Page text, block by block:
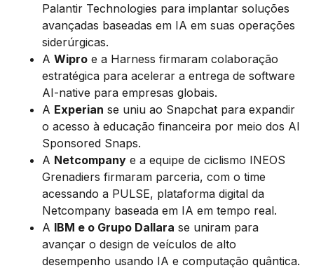
Palantir Technologies para implantar soluções
avançadas baseadas em IA em suas operações
siderúrgicas.
A Wipro e a Harness firmaram colaboração
estratégica para acelerar a entrega de software
AI-native para empresas globais.
A Experian se uniu ao Snapchat para expandir
o acesso à educação financeira por meio dos AI
Sponsored Snaps.
A Netcompany e a equipe de ciclismo INEOS
Grenadiers firmaram parceria, com o time
acessando a PULSE, plataforma digital da
Netcompany baseada em IA em tempo real.
A IBM e o Grupo Dallara se uniram para
avançar o design de veículos de alto
desempenho usando IA e computação quântica.